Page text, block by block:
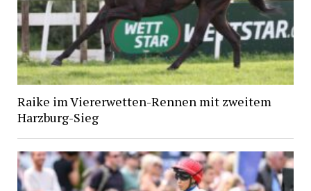
Raike im Viererwetten-Rennen mit zweitem
Harzburg-Sieg